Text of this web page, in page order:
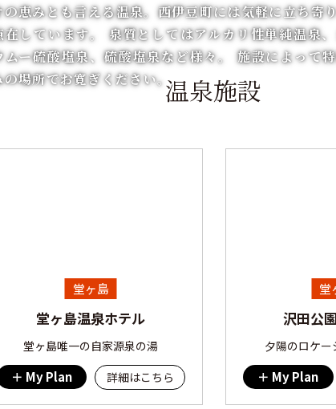
の恵みとも言える温泉。西伊豆町には気軽に立ち寄
在しています。 泉質としてはアルカリ性単純温泉
ムー硫酸塩泉、硫酸塩泉など様々。 施設によって
の場所でお寛ぎください。温泉施設
堂ヶ島
堂ヶ島温泉ホテル
堂ヶ島唯一の自家源泉の湯
My Plan 詳細はこちら
堂
沢田公
夕陽のロケ
My Plan